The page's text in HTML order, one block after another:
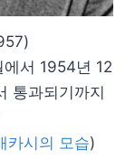
서 1954년 12
통과되기까지
카시의 모습)